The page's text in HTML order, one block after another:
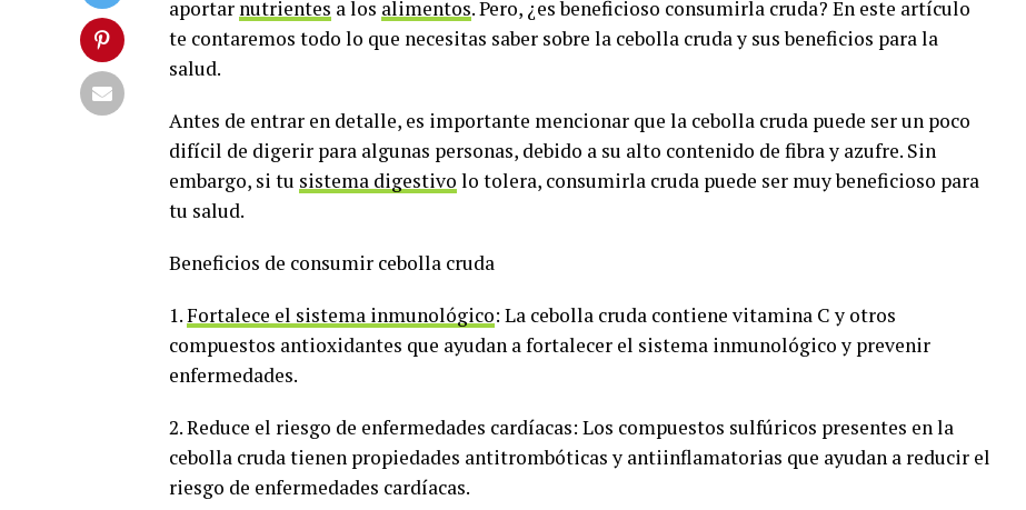
aportar nutrientes a los alimentos. Pero, ¿es beneficioso consumirla cruda? En este artículo
te contaremos todo lo que necesitas saber sobre la cebolla cruda y sus beneficios para la
salud.
Antes de entrar en detalle, es importante mencionar que la cebolla cruda puede ser un poco
difícil de digerir para algunas personas, debido a su alto contenido de fibra y azufre. Sin
embargo, si tu sistema digestivo lo tolera, consumirla cruda puede ser muy beneficioso para
tu salud.
Beneficios de consumir cebolla cruda
1.Fortalece el sistema inmunológico: La cebolla cruda contiene vitamina C y otros
compuestos antioxidantes que ayudan a fortalecer el sistema inmunológico y prevenir
enfermedades.
2. Reduce el riesgo de enfermedades cardíacas: Los compuestos sulfúricos presentes en la
cebolla cruda tienen propiedades antitrombóticas y antiinflamatorias que ayudan a reducir el
riesgo de enfermedades cardíacas.